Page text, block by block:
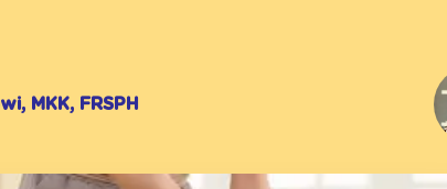
MKK, FRSPH